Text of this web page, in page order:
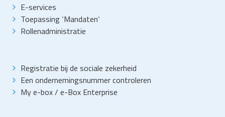
E-services
Toepassing ‘Mandaten‘
Rollenadministratie
Registratie bij de sociale zekerheid
Een ondernemingsnummer controleren
My e-box/ e-Box Enterprise